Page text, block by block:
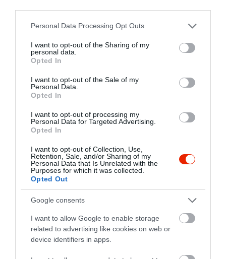
Please note that this website/app uses one or more Google
not limited to your visit or usage behaviour. You may click to
grant or deny consent to Google and its third-party tags to
use your data for below specified purposes in below Google
consent section.
Personal Data Processing Opt Outs
I want to opt-out of the Sharing of my
personal data.
Opted In
I want to opt-out of the Sale of my
Personal Data.
Opted In
I want to opt-out of processing my
Personal Data for Targeted Advertising.
Opted In
I want to opt-out of Collection, Use,
Retention, Sale, and/or Sharing of my
Personal Data that Is Unrelated with the
Purposes for which it was collected.
Opted Out
Google consents
I want to allow Google to enable storage
related to advertising like cookies on web or
device identifiers in apps.
Értékelések Értékeld Te is
5.0
Összesen 7
4 0
1 0
Németh Zsófia
2017. Március 6.
és az olcsó pálinka, a
dekoráció is ízléses.
Jelentés